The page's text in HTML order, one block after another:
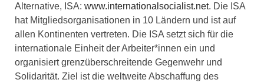
Alternative, ISA: www.internationalsocialist.net. Die ISA
hat Mitgliedsorganisationen in 10 Ländern und ist auf
allen Kontinenten vertreten. Die ISA setzt sich für die
internationale Einheit der Arbeiter*innen ein und
organisiert grenzüberschreitende Gegenwehr und
Solidarität. Ziel ist die weltweite Abschaffung des